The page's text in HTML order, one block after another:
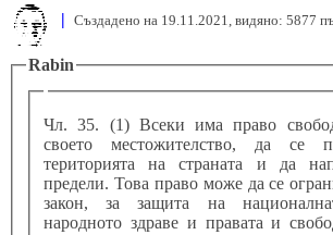
| Създадено на 19.11.2021, видяно: 5877
Rabin
Чл. 35. (1) Всеки има право
своето местожителство, да се
територията на страната и да
предели. Това право може да се
закон, за защита на
народното здраве и правата и